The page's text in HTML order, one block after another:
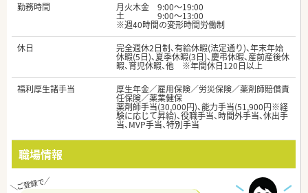
勤務時間
月火木金 9:00～19:00
土 9:00～13:00
※週40時間の変形時間労働制
休日
完全週休2日制、有給休暇(法定通り)、年末年始
休暇(5日)、夏季休暇(3日)、慶弔休暇、産前産後休
暇、育児休暇、他 ※年間休日120日以上
福利厚生諸手当
厚生年金／雇用保険／労災保険／薬剤師賠償責
任保険／薬業健保
薬剤師手当(30,000円)、能力手当(51,900円※経
験に応じて昇給)、役職手当、時間外手当、休出手
当、MVP手当、特別手当
職場情報